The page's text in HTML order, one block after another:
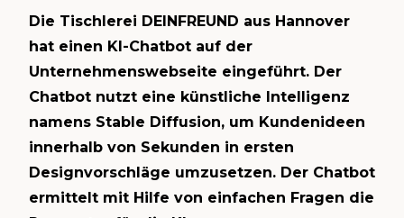
Die Tischlerei DEINFREUND aus Hannover
hat einen KI-Chatbot auf der
Unternehmenswebseite eingeführt. Der
Chatbot nutzt eine künstliche Intelligenz
namens Stable Diffusion, um Kundenideen
innerhalb von Sekunden in ersten
Designvorschläge umzusetzen. Der Chatbot
ermittelt mit Hilfe von einfachen Fragen die